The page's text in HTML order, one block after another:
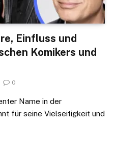
Einfluss und
Komikers und
0
Name in der
für seine Vielseitigkeit und